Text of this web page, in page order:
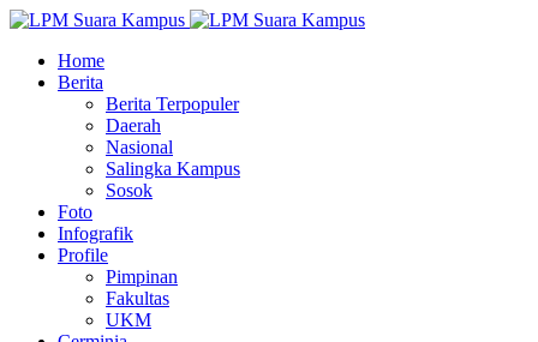
Home
Berita
Berita Terpopuler
Daerah
Nasional
Salingka Kampus
Sosok
Foto
Infografik
Profile
Pimpinan
Fakultas
UKM